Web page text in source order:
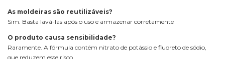
As moldeiras são reutilizáveis?
Sim. Basta lavá-las após o uso e armazenar corretamente
O produto causa sensibilidade?
Raramente. A fórmula contém nitrato de potássio e fluoreto de sódio,
que reduzem esse risco